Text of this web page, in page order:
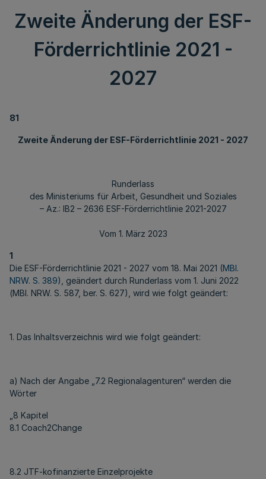
Zweite Änderung der ESF-
Förderrichtlinie 2021 -
2027
81
Zweite Änderung der ESF-Förderrichtlinie 2021 - 2027
Runderlass
des Ministeriums für Arbeit, Gesundheit und Soziales
– Az.: IB2 – 2636 ESF-Förderrichtlinie 2021-2027
Vom 1. März 2023
1
Die ESF-Förderrichtlinie 2021 - 2027 vom 18. Mai 2021 (MBl.
NRW. S. 389), geändert durch Runderlass vom 1. Juni 2022
(MBl. NRW. S. 587, ber. S. 627), wird wie folgt geändert:
1. Das Inhaltsverzeichnis wird wie folgt geändert:
a) Nach der Angabe „7.2 Regionalagenturen“ werden die
Wörter
„8 Kapitel
8.1 Coach2Change
8.2 JTF-kofinanzierte Einzelprojekte